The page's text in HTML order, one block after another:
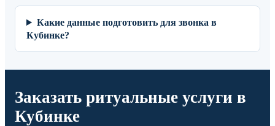
Какие данные подготовить для звонка в
Кубинке?
Заказать ритуальные услуги в
Кубинке